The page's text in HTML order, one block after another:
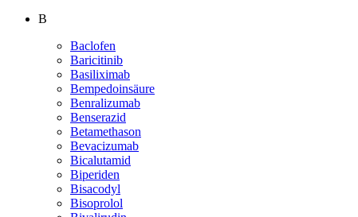
B
Baclofen
Baricitinib
Basiliximab
Bempedoinsäure
Benralizumab
Benserazid
Betamethason
Bevacizumab
Bicalutamid
Biperiden
Bisacodyl
Bisoprolol